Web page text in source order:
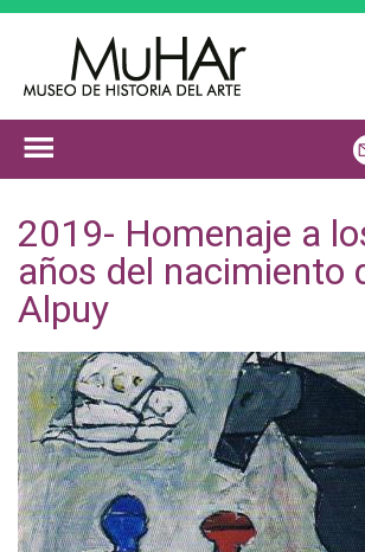
2019- Homenaje a
años del nacimiento
Alpuy